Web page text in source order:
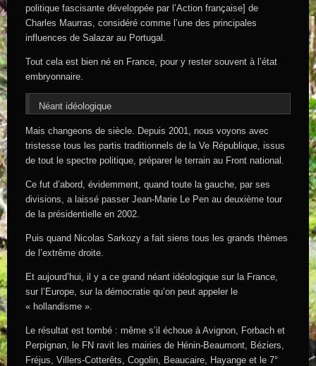
politique fascisante développée par l’Action française] de
Charles Maurras, considéré comme l’une des principales
influences de Salazar au Portugal.
Tout cela est bien né en France, pour y rester souvent à l’état
embryonnaire.
Néant idéologique
Mais changeons de siècle. Depuis 2001, nous voyons avec
tristesse tous les partis traditionnels de la Ve République, issus
de tout le spectre politique, préparer le terrain au Front national.
Ce fut d’abord, évidemment, quand toute la gauche, par ses
divisions, a laissé passer Jean-Marie Le Pen au deuxième tour
de la présidentielle en 2002.
Puis quand Nicolas Sarkozy a fait siens tous les grands thèmes
de l’extrême droite.
Et aujourd’hui, il y a ce grand néant idéologique sur la France,
sur l’Europe, sur la démocratie qu’on peut appeler le
« hollandisme ».
Le résultat est tombé : même s’il échoue à Avignon, Forbach et
Perpignan, le FN ravit les mairies de Hénin-Beaumont, Béziers,
Fréjus, Villers-Cotterêts, Cogolin, Beaucaire, Hayange et le 7°